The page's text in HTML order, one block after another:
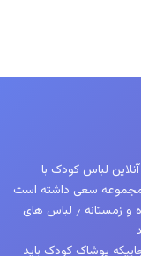
فروش آنلاین لباس کودک با
مجموعه سعی داشته است
تمام نیازهای کودکان شما را اعم از لباس های پاییزه و زمستانه ٫ لباس های
از آنجاییکه پوشاک کودک باید